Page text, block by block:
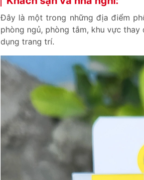
Đây là một trong những địa điểm
phòng ngủ, phòng tắm, khu vực
dụng trang trí.